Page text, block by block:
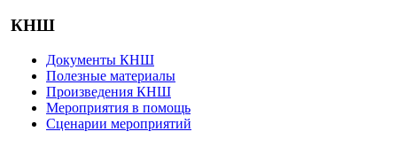
КНШ
Документы КНШ
Полезные материалы
Произведения КНШ
Мероприятия в помощь
Сценарии мероприятий